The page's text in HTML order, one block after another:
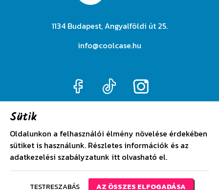
1134 Budapest, Angyalföldi út 25.
info@coolcase.hu
Általános szerződési feltételek
Sütik
Oldalunkon a felhasználói élmény növelése érdekében
sütiket is használunk. Részletes információk és az
adatkezelési szabályzatunk itt olvasható el.
TESTRESZABÁS AZ ÖSSZES ELFOGADÁSA